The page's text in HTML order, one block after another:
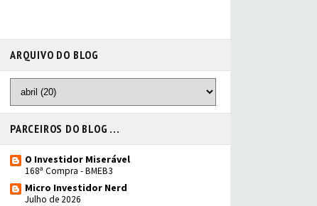
ARQUIVO DO BLOG
PARCEIROS DO BLOG ...
O Investidor Miserável
168ª Compra - BMEB3
Micro Investidor Nerd
Julho de 2026